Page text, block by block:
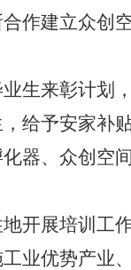
作建立众创
生来彰计划
给予安家补
器、众创空
开展培训工
业优势产业